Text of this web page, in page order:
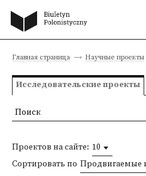
Главная страница Научные проекты
Исследовательские проекты
Проектов на сайте: 10
Сортировать по Продвигаемые
Поиск